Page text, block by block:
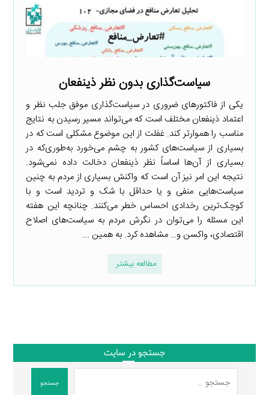
سیاست‌گذاری بدون نظر ذینفعان
یکی از فاکتورهای ضروری در سیاست‌گذاری موفق جلب نظر و
اعتماد ذینفعان مختلف است که می‌تواند مسیر رسیدن به نتایج
مناسب را هموارتر کند. غفلت از این موضوع مشکلی است که در
بسیاری از سیاست‌های کشور به چشم می‌خورد به‌طوری‌که در
بسیاری از آن‌ها اساساً نظر ذینفعان دخالت داده نمی‌شود.
نتیجه این امر نیز آن است که واکنش بسیاری از مردم به چنین
سیاست‌هایی منفی و یا حداقل با شک و تردید است و با
کوچک‌ترین رخدادی احساس خطر می‌کنند. چنانچه این هفته
این مسئله را می‌توان در نگرش مردم به سیاست‌های اصلاح
اقتصادی، واکسن و… مشاهده کرد. به همین ...
مطالعه بیشتر
جستجو در سایت
جستجو